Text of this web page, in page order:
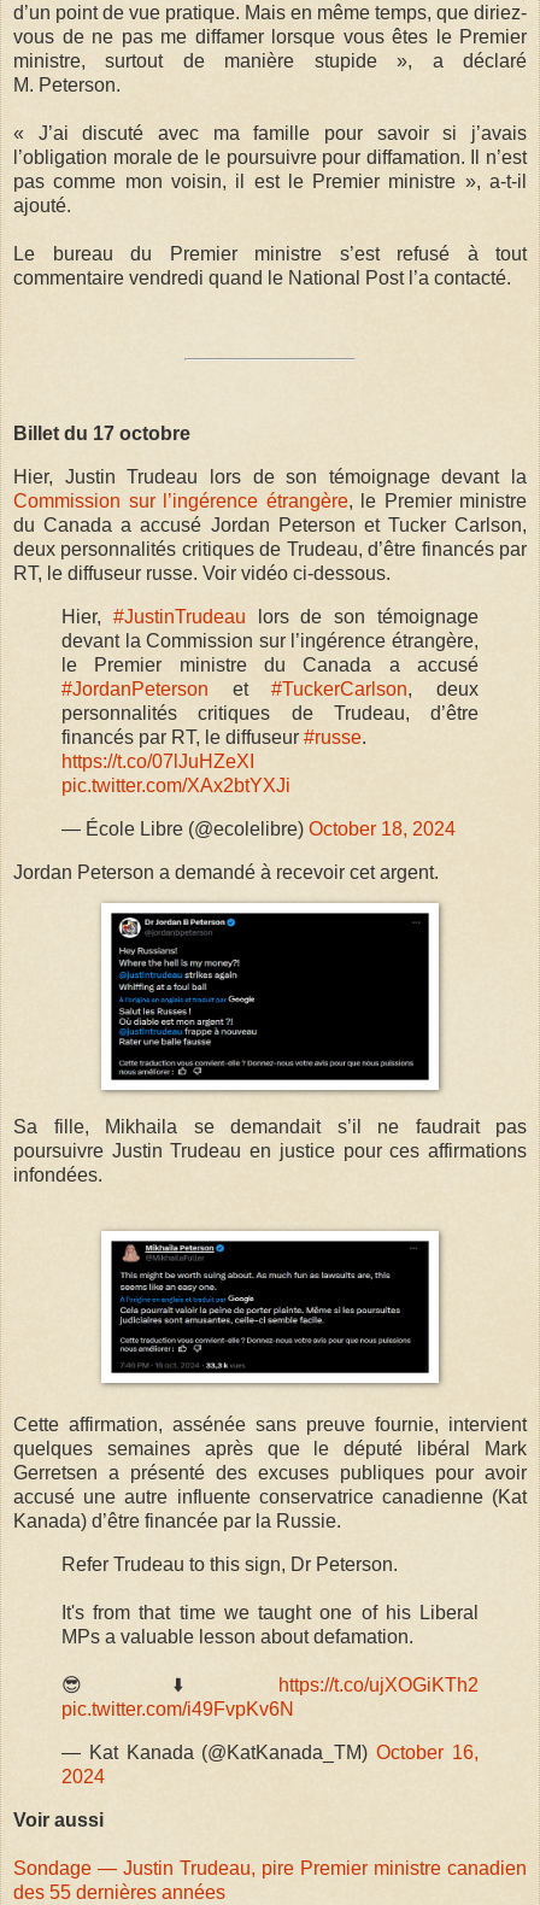
d’un point de vue pratique. Mais en même temps, que diriez-
vous de ne pas me diffamer lorsque vous êtes le Premier
ministre, surtout de manière stupide », a déclaré
M. Peterson.
« J’ai discuté avec ma famille pour savoir si j’avais
l’obligation morale de le poursuivre pour diffamation. Il n’est
pas comme mon voisin, il est le Premier ministre », a-t-il
ajouté.
Le bureau du Premier ministre s’est refusé à tout
commentaire vendredi quand le National Post l’a contacté.
Billet du 17 octobre
Hier, Justin Trudeau lors de son témoignage devant la
Commission sur l’ingérence étrangère, le Premier ministre
du Canada a accusé Jordan Peterson et Tucker Carlson,
deux personnalités critiques de Trudeau, d’être financés par
RT, le diffuseur russe. Voir vidéo ci-dessous.
Hier, #JustinTrudeau lors de son témoignage
devant la Commission sur l’ingérence étrangère,
le Premier ministre du Canada a accusé
#JordanPeterson et#TuckerCarlson, deux
personnalités critiques de Trudeau, d’être
financés par RT, le diffuseur #russe.
https://t.co/07lJuHZeXI
pic.twitter.com/XAx2btYXJi
— École Libre (@ecolelibre) October 18, 2024
Jordan Peterson a demandé à recevoir cet argent.
Sa fille, Mikhaila se demandait s’il ne faudrait pas
poursuivre Justin Trudeau en justice pour ces affirmations
infondées.
Cette affirmation, assénée sans preuve fournie, intervient
quelques semaines après que le député libéral Mark
Gerretsen a présenté des excuses publiques pour avoir
accusé une autre influente conservatrice canadienne (Kat
Kanada) d’être financée par la Russie.
Refer Trudeau to this sign, Dr Peterson.
It's from that time we taught one of his Liberal
MPs a valuable lesson about defamation.
😎⬇️
https://t.co/ujXOGiKTh2
pic.twitter.com/i49FvpKv6N
— Kat Kanada (@KatKanada_TM)October 16,
2024
Voir aussi
Sondage — Justin Trudeau, pire Premier ministre canadien
des 55 dernières années